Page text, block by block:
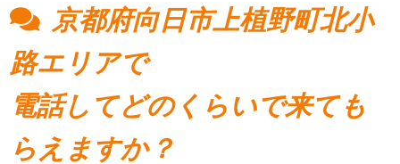
京都府向日市上植野町北小
路エリアで
電話してどのくらいで来ても
らえますか？